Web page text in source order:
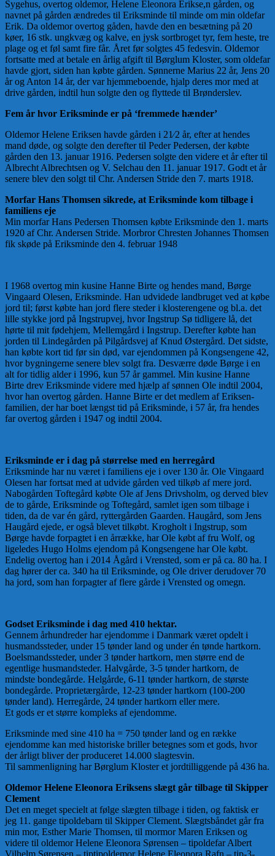
Sygehus, overtog oldemor, Helene Eleonora Erikse,n gården, og
navnet på gården ændredes til Eriksminde til minde om min oldefar
Erik. Da oldemor overtog gåden, havde den en besætning på 20
køer, 16 stk. ungkvæg og kalve, en jysk sortbroget tyr, fem heste, tre
plage og et føl samt fire får. Året før solgtes 45 fedesvin. Oldemor
fortsatte med at betale en årlig afgift til Børglum Kloster, som oldefar
havde gjort, siden han købte gården. Sønnerne Marius 22 år, Jens 20
år og Anton 14 år, der var hjemmeboende, hjalp deres mor med at
drive gården, indtil hun solgte den og flyttede til Brønderslev.
Fem år hvor Eriksminde er på ‘fremmede hænder’
Oldemor Helene Eriksen havde gården i 21⁄2 år, efter at hendes
mand døde, og solgte den derefter til Peder Pedersen, der købte
gården den 13. januar 1916. Pedersen solgte den videre et år efter til
Albrecht Albrechtsen og V. Selchau den 11. januar 1917. Godt et år
senere blev den solgt til Chr. Andersen Stride den 7. marts 1918.
Morfar Hans Thomsen sikrede, at Eriksminde kom tilbage i
familiens eje
Min morfar Hans Pedersen Thomsen købte Eriksminde den 1. marts
1920 af Chr. Andersen Stride. Morbror Chresten Johannes Thomsen
fik skøde på Eriksminde den 4. februar 1948
I 1968 overtog min kusine Hanne Birte og hendes mand, Børge
Vingaard Olesen, Eriksminde. Han udvidede landbruget ved at købe
jord til; først købte han jord flere steder i klosterengene og bl.a. det
lille stykke jord på Ingstrupvej, hvor Ingstrup Sø tidligere lå, det
hørte til mit fødehjem, Mellemgård i Ingstrup. Derefter købte han
jorden til Lindegården på Pilgårdsvej af Knud Østergård. Det sidste,
han købte kort tid før sin død, var ejendommen på Kongsengene 42,
hvor bygningerne senere blev solgt fra. Desværre døde Børge i en
alt for tidlig alder i 1996, kun 57 år gammel. Min kusine Hanne
Birte drev Eriksminde videre med hjælp af sønnen Ole indtil 2004,
hvor han overtog gården. Hanne Birte er det medlem af Eriksen-
familien, der har boet længst tid på Eriksminde, i 57 år, fra hendes
far overtog gården i 1947 og indtil 2004.
Eriksminde er i dag på størrelse med en herregård
Eriksminde har nu været i familiens eje i over 130 år. Ole Vingaard
Olesen har fortsat med at udvide gården ved tilkøb af mere jord.
Nabogården Toftegård købte Ole af Jens Drivsholm, og derved blev
de to gårde, Eriksminde og Toftegård, samlet igen som tilbage i
tiden, da de var én gård, ryttergården Gaarden. Haugård, som Jens
Haugård ejede, er også blevet tilkøbt. Krogholt i Ingstrup, som
Børge havde forpagtet i en årrække, har Ole købt af fru Wolf, og
ligeledes Hugo Holms ejendom på Kongsengene har Ole købt.
Endelig overtog han i 2014 Ågård i Vrensted, som er på ca. 80 ha. I
dag hører der ca. 340 ha til Eriksminde, og Ole driver derudover 70
ha jord, som han forpagter af flere gårde i Vrensted og omegn.
Godset Eriksminde i dag med 410 hektar.
Gennem århundreder har ejendomme i Danmark været opdelt i
husmandssteder, under 15 tønder land og under én tønde hartkorn.
Boelsmandssteder, under 3 tønder hartkorn, men større end de
egentlige husmandsteder. Halvgårde, 3-5 tønder hartkorn, de
mindste bondegårde. Helgårde, 6-11 tønder hartkorn, de største
bondegårde. Proprietærgårde, 12-23 tønder hartkorn (100-200
tønder land). Herregårde, 24 tønder hartkorn eller mere.
Et gods er et større kompleks af ejendomme.
Eriksminde med sine 410 ha = 750 tønder land og en række
ejendomme kan med historiske briller betegnes som et gods, hvor
der årligt bliver der produceret 14.000 slagtesvin.
Til sammenligning har Børglum Kloster et jordtilliggende på 436 ha.
Oldemor Helene Eleonora Eriksens slægt går tilbage til Skipper
Clement
Det en meget specielt at følge slægten tilbage i tiden, og faktisk er
jeg 11. gange tipoldebarn til Skipper Clement. Slægtsbåndet går fra
min mor, Esther Marie Thomsen, til mormor Maren Eriksen og
videre til oldemor Helene Eleonora Sørensen – tipoldefar Albert
Vilhelm Sørensen – tiptipoldemor Helene Eleonora Rafn – tip-3-